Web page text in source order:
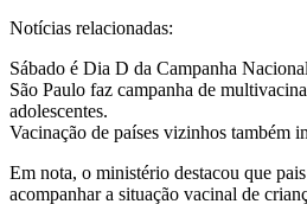
Notícias relacionadas:
Sábado é Dia D da Campanha
São Paulo faz campanha de
adolescentes.
Vacinação de países vizinhos também
Em nota, o ministério destacou que
acompanhar a situação vacinal de